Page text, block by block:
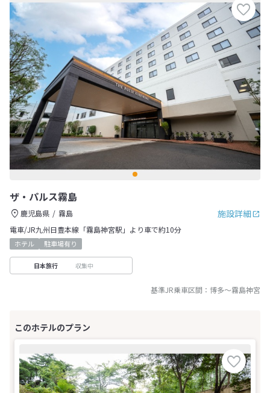
ザ・パルス霧島
施設詳細
鹿児島県
霧島
電車/JR九州日豊本線「霧島神宮駅」より車で約10分
ホテル 駐車場有り
日本旅行 収集中
基準JR乗車区間： 博多～霧島神宮